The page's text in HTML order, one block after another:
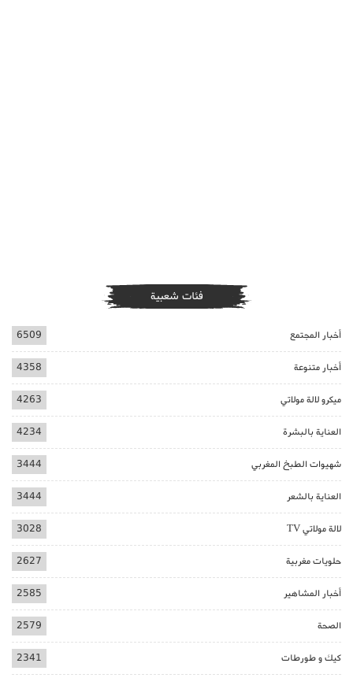
فئات شعبية
أخبار المجتمع 6509
أخبار متنوعة 4358
ميكرو لالة مولاتي 4263
العناية بالبشرة 4234
شهيوات الطبخ المغربي 3444
العناية بالشعر 3444
لالة مولاتي TV 3028
حلويات مغربية 2627
أخبار المشاهير 2585
الصحة 2579
كيك و طورطات 2341